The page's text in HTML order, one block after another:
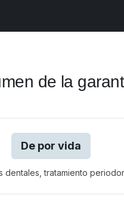
de la
De por vida
dentales, tratamiento